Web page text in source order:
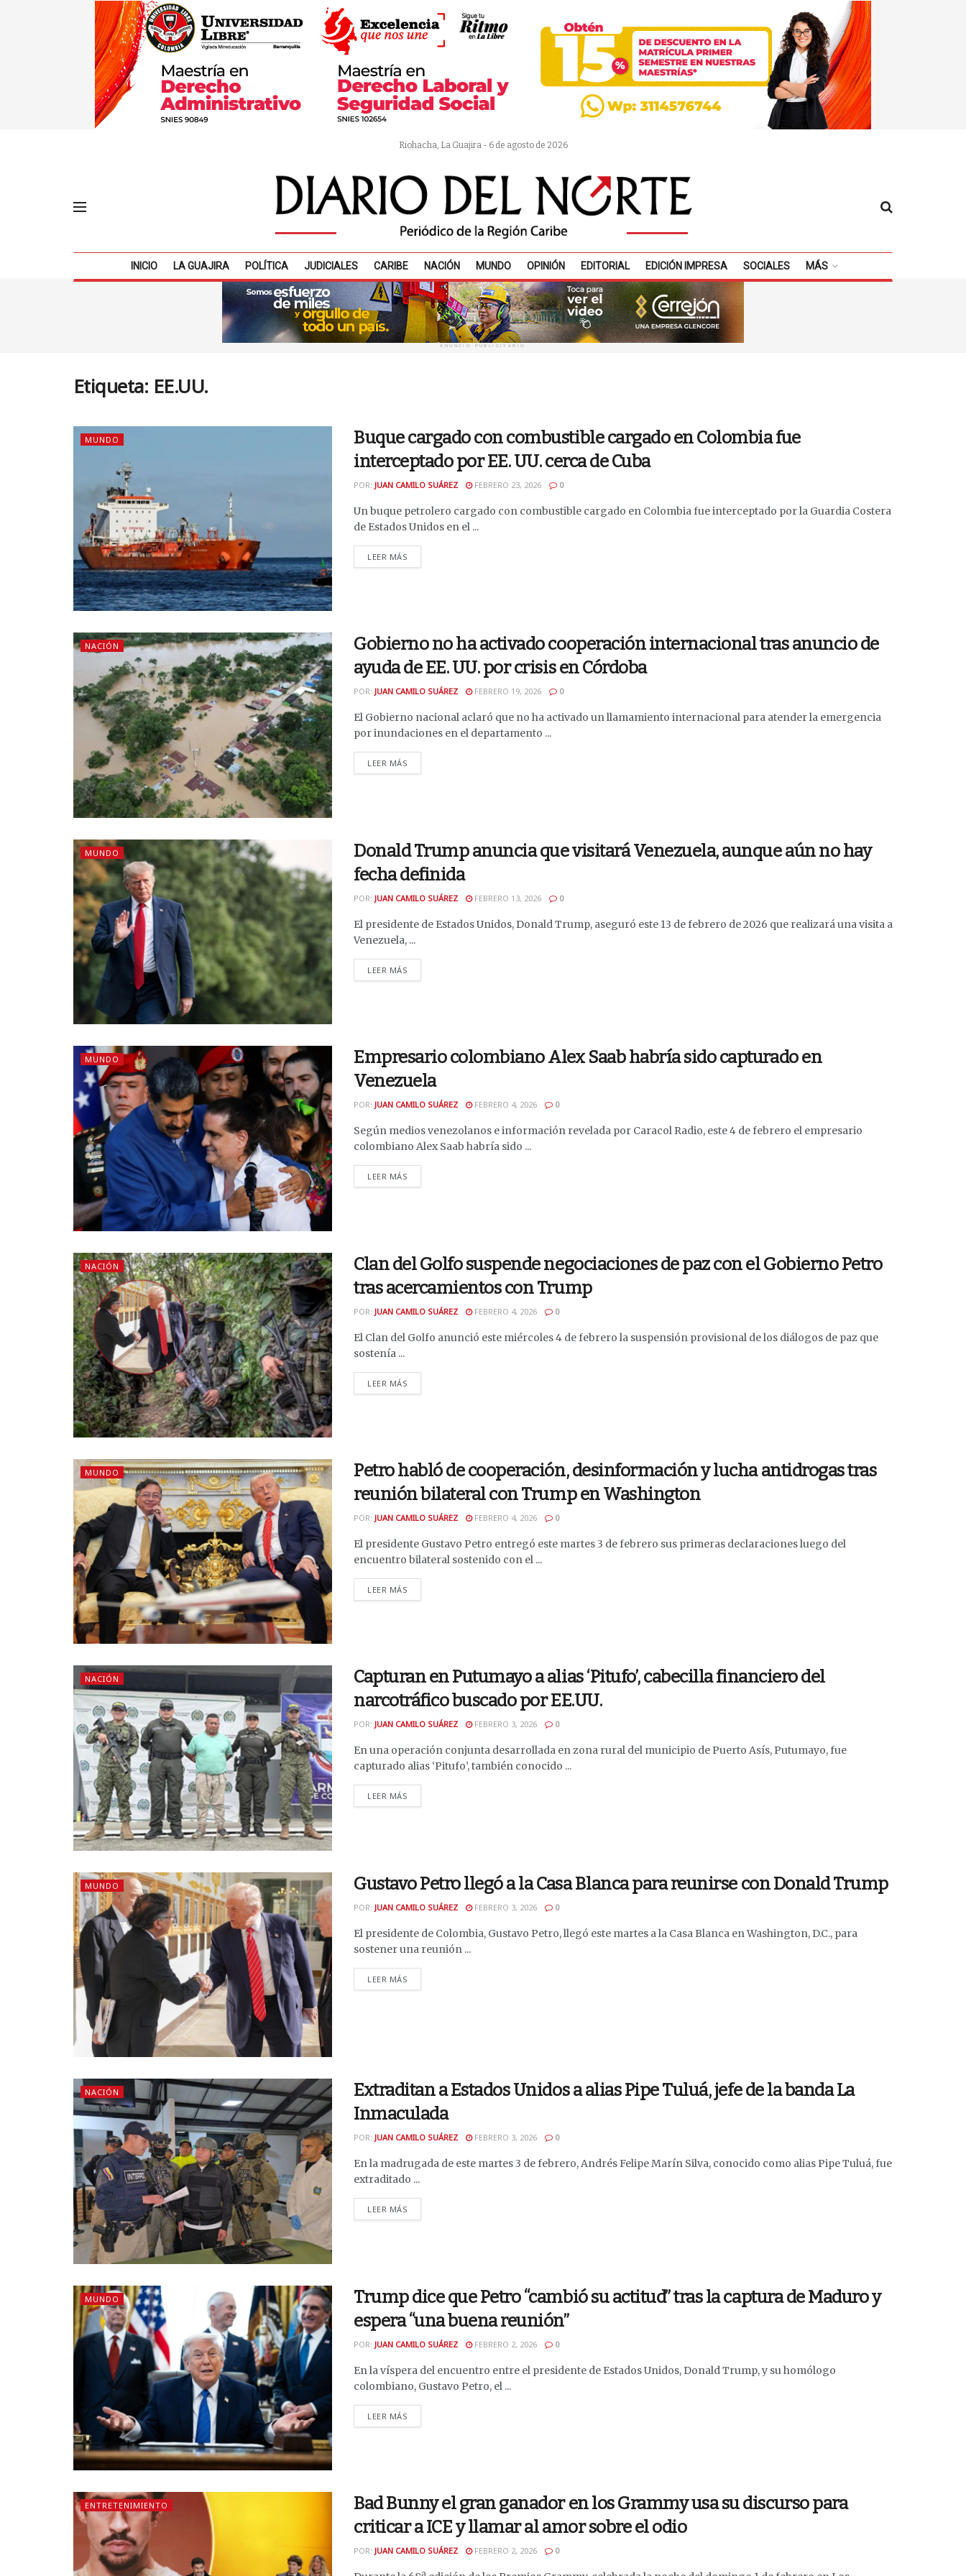
Riohacha, La Guajira - 6 de agosto de 2026
INICIO LA GUAJIRA POLÍTICA JUDICIALES CARIBE NACIÓN MUNDO OPINIÓN EDITORIAL EDICIÓN IMPRESA SOCIALES MÁS
ANUNCIO PUBLICITARIO
Etiqueta: EE.UU.
MUNDO
Buque cargado con combustible cargado en Colombia fue
interceptado por EE. UU. cerca de Cuba
POR: JUAN CAMILO SUÁREZ FEBRERO 23, 2026 0
Un buque petrolero cargado con combustible cargado en Colombia fue interceptado por la Guardia Costera
de Estados Unidos en el ...
LEER MÁS
NACIÓN
Gobierno no ha activado cooperación internacional tras anuncio de
ayuda de EE. UU. por crisis en Córdoba
POR: JUAN CAMILO SUÁREZ FEBRERO 19, 2026 0
El Gobierno nacional aclaró que no ha activado un llamamiento internacional para atender la emergencia
por inundaciones en el departamento ...
LEER MÁS
MUNDO
Donald Trump anuncia que visitará Venezuela, aunque aún no hay
fecha definida
POR: JUAN CAMILO SUÁREZ FEBRERO 13, 2026 0
El presidente de Estados Unidos, Donald Trump, aseguró este 13 de febrero de 2026 que realizará una visita a
Venezuela, ...
LEER MÁS
MUNDO
Empresario colombiano Alex Saab habría sido capturado en
Venezuela
POR: JUAN CAMILO SUÁREZ FEBRERO 4, 2026 0
Según medios venezolanos e información revelada por Caracol Radio, este 4 de febrero el empresario
colombiano Alex Saab habría sido ...
LEER MÁS
NACIÓN
Clan del Golfo suspende negociaciones de paz con el Gobierno Petro
tras acercamientos con Trump
POR: JUAN CAMILO SUÁREZ FEBRERO 4, 2026 0
El Clan del Golfo anunció este miércoles 4 de febrero la suspensión provisional de los diálogos de paz que
sostenía ...
LEER MÁS
MUNDO
Petro habló de cooperación, desinformación y lucha antidrogas tras
reunión bilateral con Trump en Washington
POR: JUAN CAMILO SUÁREZ FEBRERO 4, 2026 0
El presidente Gustavo Petro entregó este martes 3 de febrero sus primeras declaraciones luego del
encuentro bilateral sostenido con el ...
LEER MÁS
NACIÓN
Capturan en Putumayo a alias ‘Pitufo’, cabecilla financiero del
narcotráfico buscado por EE.UU.
POR: JUAN CAMILO SUÁREZ FEBRERO 3, 2026 0
En una operación conjunta desarrollada en zona rural del municipio de Puerto Asís, Putumayo, fue
capturado alias ‘Pitufo’, también conocido ...
LEER MÁS
MUNDO Gustavo Petro llegó a la Casa Blanca para reunirse con Donald Trump
POR: JUAN CAMILO SUÁREZ FEBRERO 3, 2026 0
El presidente de Colombia, Gustavo Petro, llegó este martes a la Casa Blanca en Washington, D.C., para
sostener una reunión ...
LEER MÁS
NACIÓN
Extraditan a Estados Unidos a alias Pipe Tuluá, jefe de la banda La
Inmaculada
POR: JUAN CAMILO SUÁREZ FEBRERO 3, 2026 0
En la madrugada de este martes 3 de febrero, Andrés Felipe Marín Silva, conocido como alias Pipe Tuluá, fue
extraditado ...
LEER MÁS
MUNDO
Trump dice que Petro “cambió su actitud” tras la captura de Maduro y
espera “una buena reunión”
POR: JUAN CAMILO SUÁREZ FEBRERO 2, 2026 0
En la víspera del encuentro entre el presidente de Estados Unidos, Donald Trump, y su homólogo
colombiano, Gustavo Petro, el ...
LEER MÁS
ENTRETENIMIENTO
Bad Bunny el gran ganador en los Grammy usa su discurso para
criticar a ICE y llamar al amor sobre el odio
POR: JUAN CAMILO SUÁREZ FEBRERO 2, 2026 0